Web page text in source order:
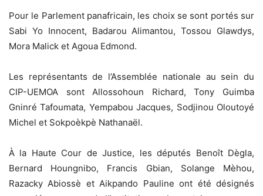
Pour le Parlement panafricain, les choix se sont portés sur
Sabi Yo Innocent, Badarou Alimantou, Tossou Glawdys,
Mora Malick et Agoua Edmond.
Les représentants de l’Assemblée nationale au sein du
CIP-UEMOA sont Allossohoun Richard, Tony Guimba
Gninré Tafoumata, Yempabou Jacques, Sodjinou Oloutoyé
Michel et Sokpoèkpè Nathanaël.
À la Haute Cour de Justice, les députés Benoît Dègla,
Bernard Houngnibo, Francis Gbian, Solange Mèhou,
Razacky Abiossè et Aikpando Pauline ont été désignés